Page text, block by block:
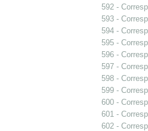
592 -
593 -
594 -
595 -
596 -
597 -
598 -
599 -
600 -
601 -
602 -